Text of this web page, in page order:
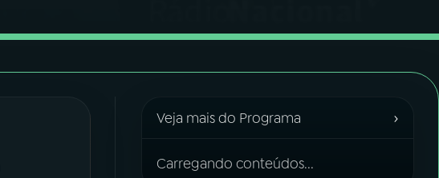
Veja mais do Programa ›
Carregando conteúdos...